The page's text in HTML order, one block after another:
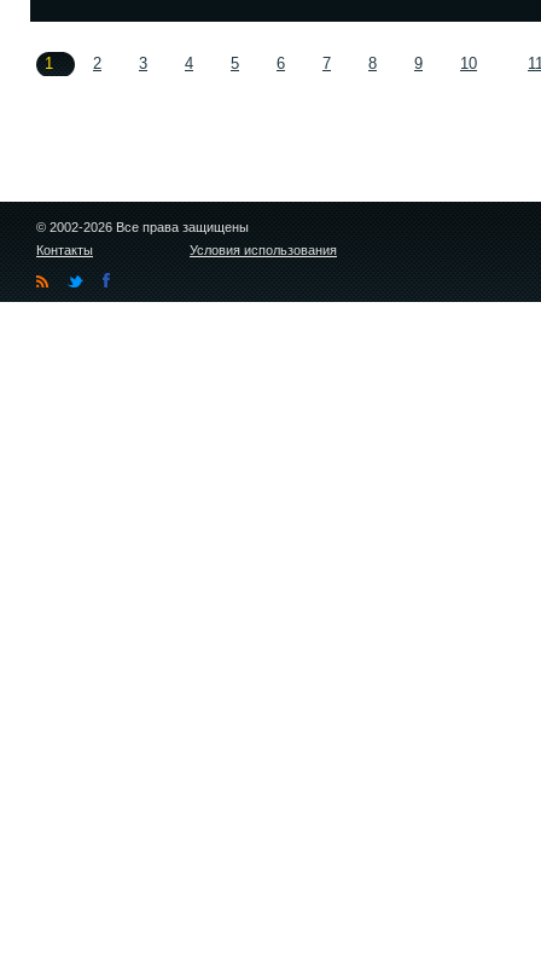
1 2 3 4 5 6 7 8 9 10
© 2002-2026 Все права защищены
Контакты
Условия использования